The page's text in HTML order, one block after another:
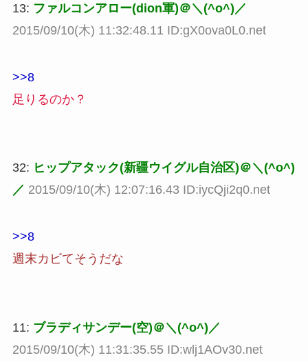
13: ファルコンアロー(dion軍)＠＼(^o^)／
2015/09/10(木) 11:32:48.11 ID:gX0ova0L0.net
>>8
足りるのか？
32: ヒップアタック(新疆ウイグル自治区)＠＼(^o^)
／ 2015/09/10(木) 12:07:16.43 ID:iycQji2q0.net
>>8
週末カビてそうだな
11: ブラディサンデー(空)＠＼(^o^)／
2015/09/10(木) 11:31:35.55 ID:wlj1AOv30.net